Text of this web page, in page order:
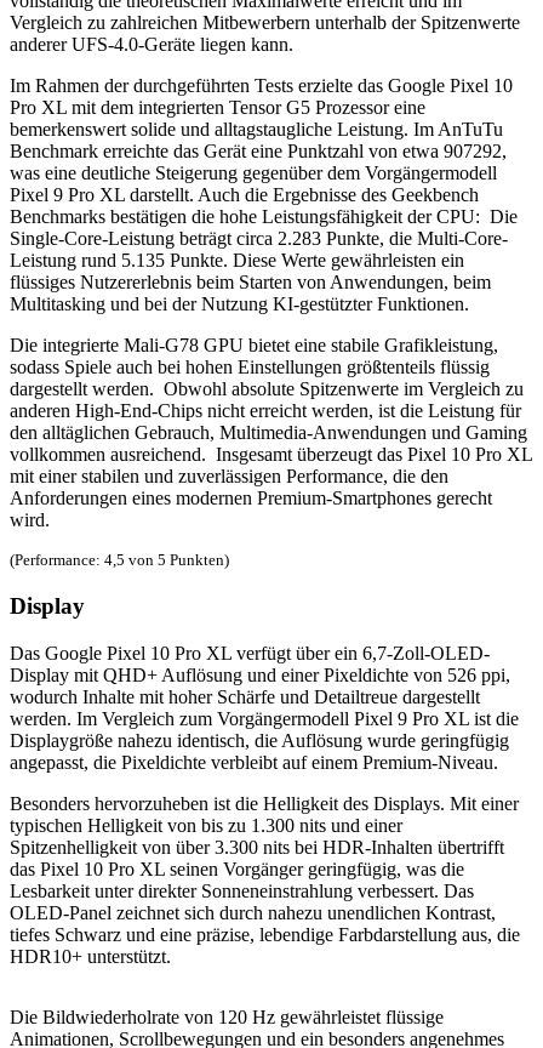
Vergleich zu zahlreichen Mitbewerbern unterhalb der Spitzenwerte
anderer UFS-4.0-Geräte liegen kann.
Im Rahmen der durchgeführten Tests erzielte das Google Pixel 10
Pro XL mit dem integrierten Tensor G5 Prozessor eine
bemerkenswert solide und alltagstaugliche Leistung. Im AnTuTu
Benchmark erreichte das Gerät eine Punktzahl von etwa 907292,
was eine deutliche Steigerung gegenüber dem Vorgängermodell
Pixel 9 Pro XL darstellt. Auch die Ergebnisse des Geekbench
Benchmarks bestätigen die hohe Leistungsfähigkeit der CPU: Die
Single-Core-Leistung beträgt circa 2.283 Punkte, die Multi-Core-
Leistung rund 5.135 Punkte. Diese Werte gewährleisten ein
flüssiges Nutzererlebnis beim Starten von Anwendungen, beim
Multitasking und bei der Nutzung KI-gestützter Funktionen.
Die integrierte Mali-G78 GPU bietet eine stabile Grafikleistung,
sodass Spiele auch bei hohen Einstellungen größtenteils flüssig
dargestellt werden. Obwohl absolute Spitzenwerte im Vergleich zu
anderen High-End-Chips nicht erreicht werden, ist die Leistung für
den alltäglichen Gebrauch, Multimedia-Anwendungen und Gaming
vollkommen ausreichend. Insgesamt überzeugt das Pixel 10 Pro XL
mit einer stabilen und zuverlässigen Performance, die den
Anforderungen eines modernen Premium-Smartphones gerecht
wird.
(Performance: 4,5 von 5 Punkten)
Display
Das Google Pixel 10 Pro XL verfügt über ein 6,7-Zoll-OLED-
Display mit QHD+ Auflösung und einer Pixeldichte von 526 ppi,
wodurch Inhalte mit hoher Schärfe und Detailtreue dargestellt
werden. Im Vergleich zum Vorgängermodell Pixel 9 Pro XL ist die
Displaygröße nahezu identisch, die Auflösung wurde geringfügig
angepasst, die Pixeldichte verbleibt auf einem Premium-Niveau.
Besonders hervorzuheben ist die Helligkeit des Displays. Mit einer
typischen Helligkeit von bis zu 1.300 nits und einer
Spitzenhelligkeit von über 3.300 nits bei HDR-Inhalten übertrifft
das Pixel 10 Pro XL seinen Vorgänger geringfügig, was die
Lesbarkeit unter direkter Sonneneinstrahlung verbessert. Das
OLED-Panel zeichnet sich durch nahezu unendlichen Kontrast,
tiefes Schwarz und eine präzise, lebendige Farbdarstellung aus, die
HDR10+ unterstützt.
Die Bildwiederholrate von 120 Hz gewährleistet flüssige
Animationen, Scrollbewegungen und ein besonders angenehmes